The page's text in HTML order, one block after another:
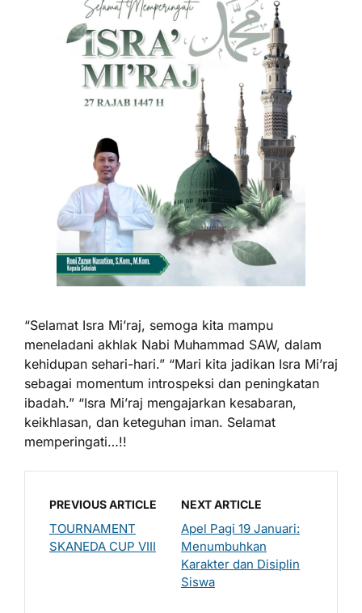
“Selamat Isra Mi’raj, semoga kita mampu
meneladani akhlak Nabi Muhammad SAW, dalam
kehidupan sehari-hari.” “Mari kita jadikan Isra Mi’raj
sebagai momentum introspeksi dan peningkatan
ibadah.” “Isra Mi’raj mengajarkan kesabaran,
keikhlasan, dan keteguhan iman. Selamat
memperingati…!!
PREVIOUS ARTICLE
TOURNAMENT
SKANEDA CUP VIII
NEXT ARTICLE
Apel Pagi 19 Januari:
Menumbuhkan
Karakter dan Disiplin
Siswa